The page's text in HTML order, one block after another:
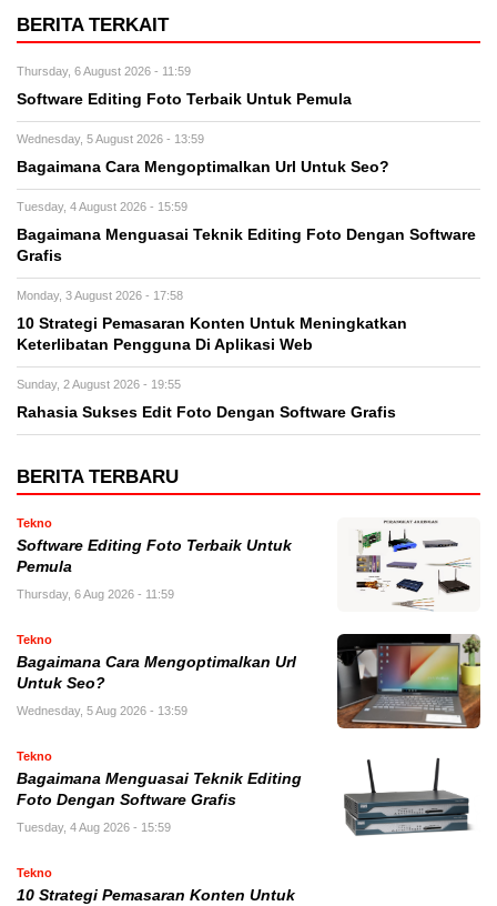
BERITA TERKAIT
Thursday, 6 August 2026 - 11:59
Software Editing Foto Terbaik Untuk Pemula
Wednesday, 5 August 2026 - 13:59
Bagaimana Cara Mengoptimalkan Url Untuk Seo?
Tuesday, 4 August 2026 - 15:59
Bagaimana Menguasai Teknik Editing Foto Dengan Software
Grafis
Monday, 3 August 2026 - 17:58
10 Strategi Pemasaran Konten Untuk Meningkatkan
Keterlibatan Pengguna Di Aplikasi Web
Sunday, 2 August 2026 - 19:55
Rahasia Sukses Edit Foto Dengan Software Grafis
BERITA TERBARU
Tekno
Software Editing Foto Terbaik Untuk
Pemula
Thursday, 6 Aug 2026 - 11:59
Tekno
Bagaimana Cara Mengoptimalkan Url
Untuk Seo?
Wednesday, 5 Aug 2026 - 13:59
Tekno
Bagaimana Menguasai Teknik Editing
Foto Dengan Software Grafis
Tuesday, 4 Aug 2026 - 15:59
Tekno
10 Strategi Pemasaran Konten Untuk